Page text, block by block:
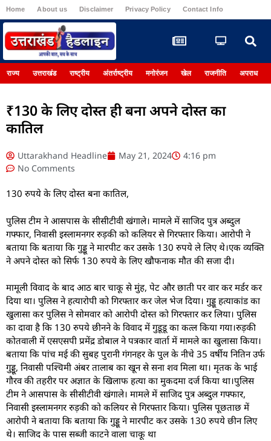
Home About us Disclaimer Privacy Policy Contact Info
राज्य उत्तराखंड राष्ट्रीय अंतर्राष्ट्रीय मनोरंजन खेल राजनीति अपराध
₹130 के लिए दोस्त ही बना अपने दोस्त का
कातिल
Uttarakhand Headline May 21, 2024
4:16 pm
No Comments
130 रुपये के लिए दोस्त बना कातिल,
पुलिस टीम ने आसपास के सीसीटीवी खंगाले। मामले में साजिद पुत्र अब्दुल
गफ्फार, निवासी इस्लामनगर रुड़की को कलियर से गिरफ्तार किया। आरोपी ने
बताया कि बताया कि गुड्डू ने मारपीट कर उसके 130 रुपये ले लिए थे।एक व्यक्ति
ने अपने दोस्त को सिर्फ 130 रुपये के लिए खौफनाक मौत की सजा दी।
मामूली विवाद के बाद आठ बार चाकू से मुंह, पेट और छाती पर वार कर मर्डर कर
दिया था। पुलिस ने हत्यारोपी को गिरफ्तार कर जेल भेज दिया। गुड्डू हत्याकांड का
खुलासा कर पुलिस ने सोमवार को आरोपी दोस्त को गिरफ्तार कर लिया। पुलिस
का दावा है कि 130 रुपये छीनने के विवाद में गुडूडू का कत्ल किया गया।रुड़की
कोतवाली में एसएसपी प्रमेंद्र डोबाल ने पत्रकार वार्ता में मामले का खुलासा किया।
बताया कि पांच मई की सुबह पुरानी गंगनहर के पुल के नीचे 35 वर्षीय नितिन उर्फ
गुड्डू, निवासी पश्चिमी अंबर तालाब का खून से सना शव मिला था। मृतक के भाई
गौरव की तहरीर पर अज्ञात के खिलाफ हत्या का मुकदमा दर्ज किया था।पुलिस
टीम ने आसपास के सीसीटीवी खंगाले। मामले में साजिद पुत्र अब्दुल गफ्फार,
निवासी इस्लामनगर रुड़की को कलियर से गिरफ्तार किया। पुलिस पूछताछ में
आरोपी ने बताया कि बताया कि गुड्डू ने मारपीट कर उसके 130 रुपये छीन लिए
थे। साजिद के पास सब्जी काटने वाला चाकू था